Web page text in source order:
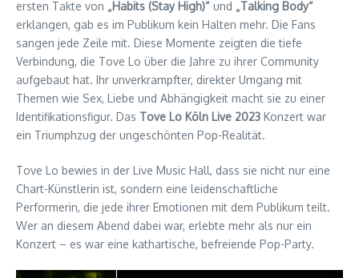
ersten Takte von „Habits (Stay High)“ und „Talking Body“
erklangen, gab es im Publikum kein Halten mehr. Die Fans
sangen jede Zeile mit. Diese Momente zeigten die tiefe
Verbindung, die Tove Lo über die Jahre zu ihrer Community
aufgebaut hat. Ihr unverkrampfter, direkter Umgang mit
Themen wie Sex, Liebe und Abhängigkeit macht sie zu einer
Identifikationsfigur. Das Tove Lo Köln Live 2023 Konzert war
ein Triumphzug der ungeschönten Pop-Realität.
Tove Lo bewies in der Live Music Hall, dass sie nicht nur eine
Chart-Künstlerin ist, sondern eine leidenschaftliche
Performerin, die jede ihrer Emotionen mit dem Publikum teilt.
Wer an diesem Abend dabei war, erlebte mehr als nur ein
Konzert – es war eine kathartische, befreiende Pop-Party.